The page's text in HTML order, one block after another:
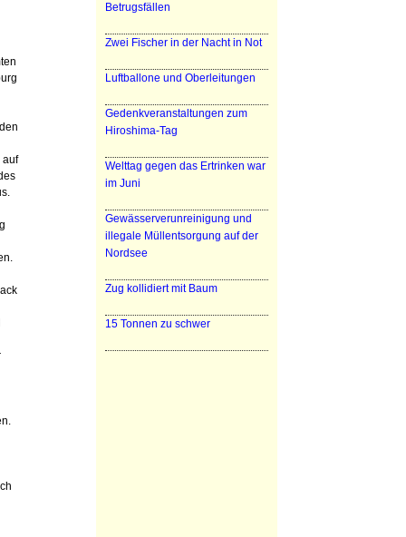
Betrugsfällen
Zwei Fischer in der Nacht in Not
Luftballone und Oberleitungen
Gedenkveranstaltungen zum
Hiroshima-Tag
Welttag gegen das Ertrinken war
im Juni
Gewässerverunreinigung und
illegale Müllentsorgung auf der
Nordsee
Zug kollidiert mit Baum
15 Tonnen zu schwer
auf